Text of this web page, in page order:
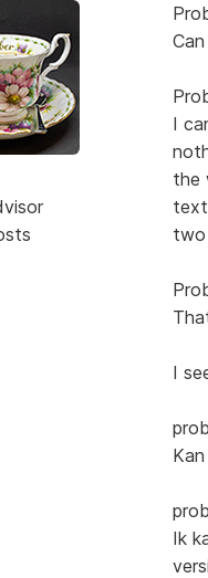
I
the
two
I
Ik